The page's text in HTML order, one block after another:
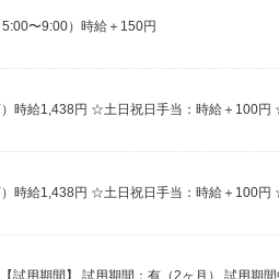
〜9:00）時給＋150円